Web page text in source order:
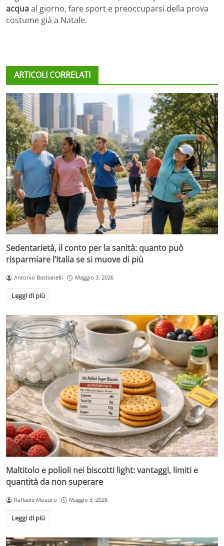
acquaal giorno, fare sport e preoccuparsi della prova
costume già a Natale.
ARTICOLI CORRELATI
Sedentarietà, il conto per la sanità: quanto può
risparmiare l’Italia se si muove di più
Antonio Bastianelli Maggio 3, 2026
Leggi di più
Maltitolo e polioli nei biscotti light: vantaggi, limiti e
quantità da non superare
Raffaele Moauro Maggio 3, 2026
Leggi di più